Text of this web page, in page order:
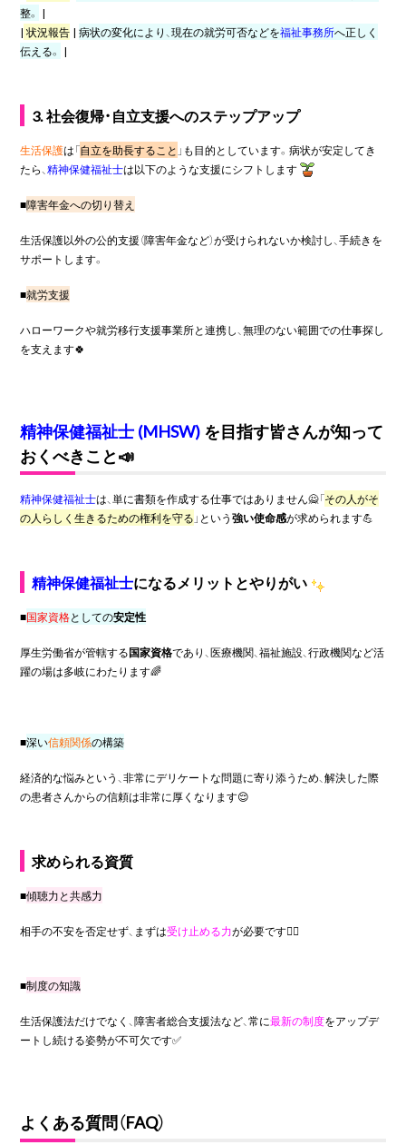
整。 |
| 状況報告 |病状の変化により、現在の就労可否などを福祉事務所へ正しく
伝える。 |
3. 社会復帰・自立支援へのステップアップ
生活保護は「自立を助長すること 」も目的としています。病状が安定してき
たら、精神保健福祉士は以下のような支援にシフトします
■障害年金への切り替え
生活保護以外の公的支援（障害年金など）が受けられないか検討し、手続きを
サポートします。
■就労支援
ハローワークや就労移行支援事業所と連携し、無理のない範囲での仕事探し
を支えます🍀
精神保健福祉士 (MHSW)を目指す皆さんが知って
おくべきこと📣
精神保健福祉士は、単に書類を作成する仕事ではありません🙅「その人がそ
の人らしく生きるための権利を守る 」という強い使命感が求められます💪
精神保健福祉士になるメリットとやりがい
■国家資格としての安定性
厚生労働省が管轄する国家資格であり、医療機関、福祉施設、行政機関など活
躍の場は多岐にわたります🌈
■深い信頼関係の構築
経済的な悩みという、非常にデリケートな問題に寄り添うため、解決した際
の患者さんからの信頼は非常に厚くなります😌
求められる資質
■傾聴力と共感力
相手の不安を否定せず、まずは受け止める力が必要です🙆‍♀️
■制度の知識
生活保護法だけでなく、障害者総合支援法など、常に最新の制度をアップデ
ートし続ける姿勢が不可欠です✅
よくある質問（FAQ）